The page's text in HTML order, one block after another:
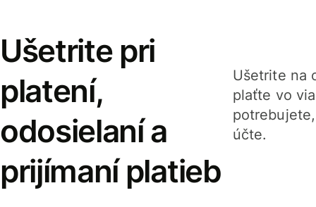
Ušetrite pri
platení,
odosielaní a
prijímaní platieb
Ušetrite na
plaťte vo
účte.